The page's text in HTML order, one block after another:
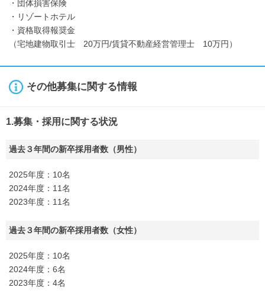
・団体損害保険
・リゾートホテル
・資格取得報奨金
（宅地建物取引士 20万円/賃貸不動産経営管理士 10万円）
その他募集に関する情報
1.募集・採用に関する状況
過去３年間の新卒採用者数（男性）
2025年度：10名
2024年度：11名
2023年度：11名
過去３年間の新卒採用者数（女性）
2025年度：10名
2024年度：6名
2023年度：4名